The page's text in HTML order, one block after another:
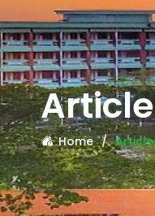
Article
Home Article